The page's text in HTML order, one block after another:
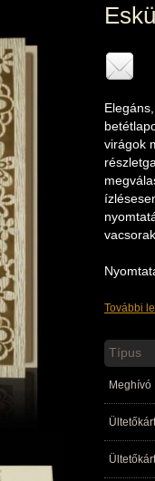
virágok
További
Típus
Meghívó